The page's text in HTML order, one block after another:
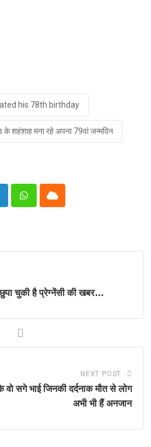
his 78th birthday
के शहंशाह मना रहे अपना 79वां जन्मदिन
WhatsappCloud
छुपा चुकी है प्रेग्नेंसी की खबर…
NEXT POST
वो सगे भाई जिनकी दर्दनाक मौत से लोग
अभी भी हैं अनजान